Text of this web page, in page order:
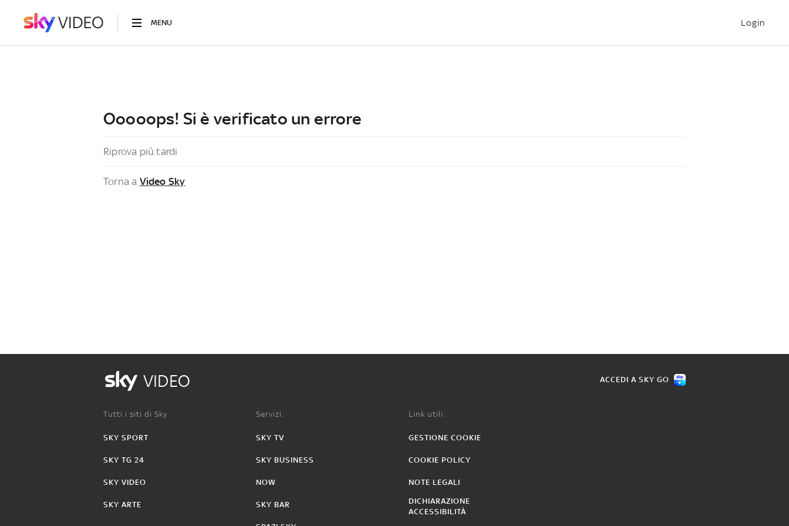
MENU Login
Ooooops! Si è verificato un errore
Riprova più tardi
Torna a Video Sky
VIDEO ACCEDI A SKY GO
Tutti i siti di Sky:
SKY SPORT
SKY TG 24
SKY VIDEO
SKY ARTE
Servizi:
SKY TV
SKY BUSINESS
NOW
SKY BAR
Link utili:
GESTIONE COOKIE
COOKIE POLICY
NOTE LEGALI
DICHIARAZIONE
ACCESSIBILITÀ